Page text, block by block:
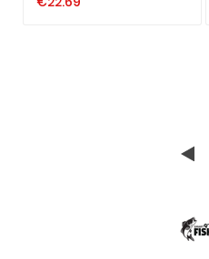
10G 2/0 OFFSET OLIVE